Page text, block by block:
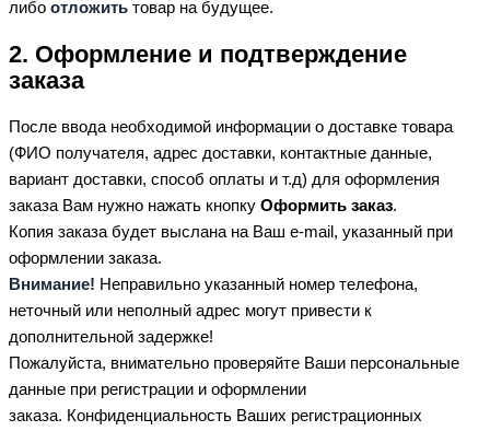
либо отложить товар на будущее.
2. Оформление и подтверждение
заказа
После ввода необходимой информации о доставке товара
(ФИО получателя, адрес доставки, контактные данные,
вариант доставки, способ оплаты и т.д) для оформления
заказа Вам нужно нажать кнопку Оформить заказ.
Копия заказа будет выслана на Ваш e-mail, указанный при
оформлении заказа.
Внимание! Неправильно указанный номер телефона,
неточный или неполный адрес могут привести к
дополнительной задержке!
Пожалуйста, внимательно проверяйте Ваши персональные
данные при регистрации и оформлении
заказа. Конфиденциальность Ваших регистрационных